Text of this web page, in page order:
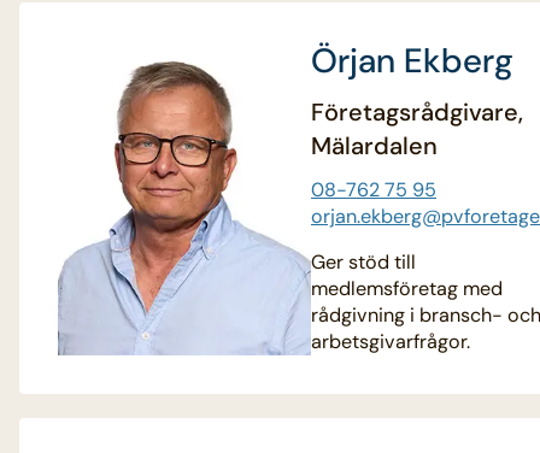
Örjan Ekberg
Företagsrådgivare,
Mälardalen
08-762 75 95
Ger stöd till
medlemsföretag med
rådgivning i bransch- och
arbetsgivarfrågor.